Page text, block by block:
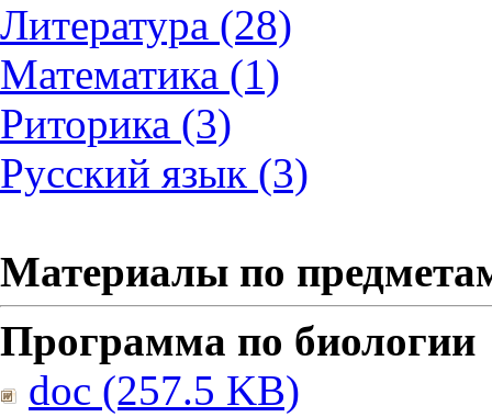
Литература (28)
Математика (1)
Риторика (3)
Русский язык (3)
Материалы по
Программа по биологии
doc (257.5 KB)